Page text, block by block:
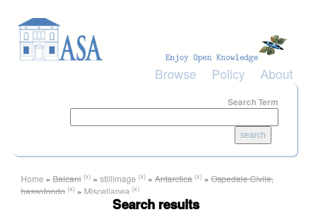
Browse Policy About
Search Term
You are here
Home » Balcani (x) » stillimage (x) » Antarctica (x) » Ospedale Civile,
bassofondo (x) » Miscellanea (x)
Search results